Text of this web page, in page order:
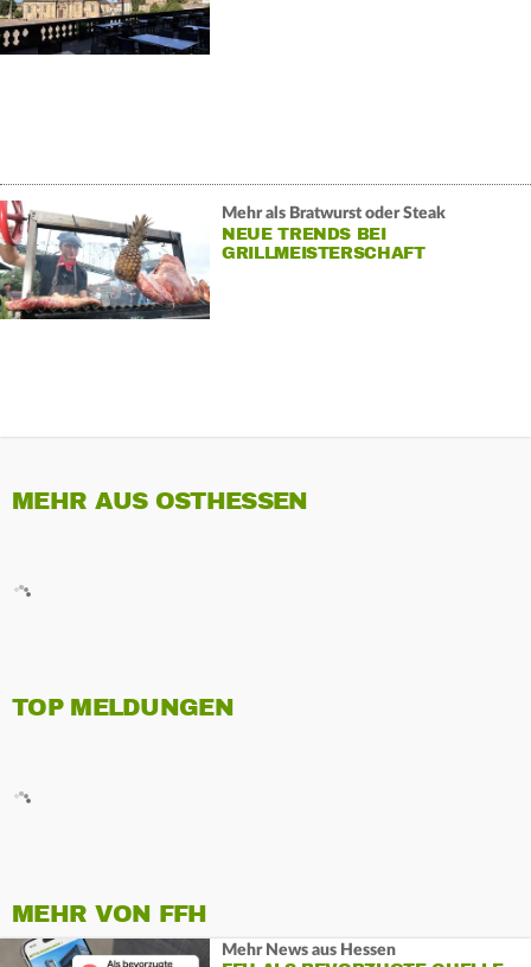
Mehr als Bratwurst oder Steak
NEUE TRENDS BEI
GRILLMEISTERSCHAFT
MEHR AUS OSTHESSEN
TOP MELDUNGEN
MEHR VON FFH
Mehr News aus Hessen